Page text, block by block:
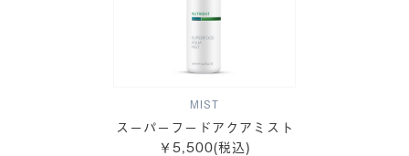
MIST
スーパーフードアクアミスト
￥5,500(税込)